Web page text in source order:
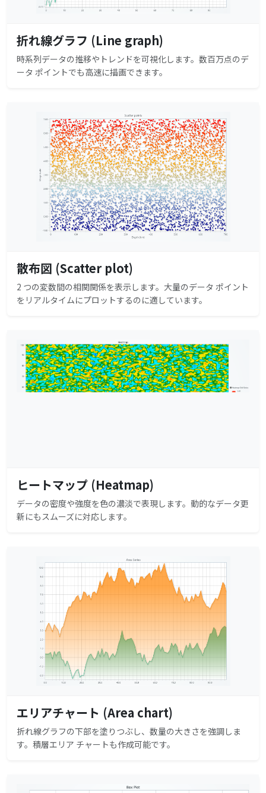
折れ線グラフ (Line graph)
時系列データの推移やトレンドを可視化します。数百万点のデ
ータ ポイントでも高速に描画できます。
散布図 (Scatter plot)
2 つの変数間の相関関係を表示します。大量のデータ ポイント
をリアルタイムにプロットするのに適しています。
ヒートマップ (Heatmap)
データの密度や強度を色の濃淡で表現します。動的なデータ更
新にもスムーズに対応します。
エリアチャート (Area chart)
折れ線グラフの下部を塗りつぶし、数量の大きさを強調しま
す。積層エリア チャートも作成可能です。